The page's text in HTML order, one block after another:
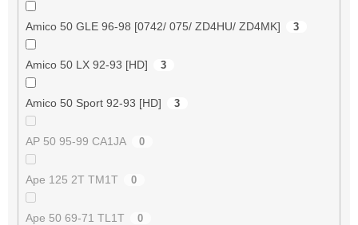
Amico 50 GLE 96-98 [0742/ 075/ ZD4HU/ ZD4MK] 3
Amico 50 LX 92-93 [HD] 3
Amico 50 Sport 92-93 [HD] 3
AP 50 95-99 CA1JA 0
Ape 125 2T TM1T 0
Ape 50 69-71 TL1T 0